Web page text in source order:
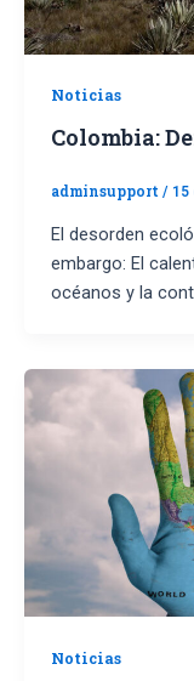
Noticias
Colombia:
adminsupport / 15
El desorden
embargo: El
océanos y la
Noticias